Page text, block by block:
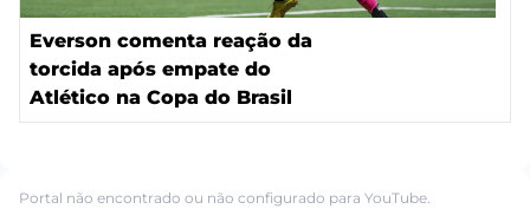
Everson comenta reação da
torcida após empate do
Atlético na Copa do Brasil
Portal não encontrado ou não configurado para YouTube.